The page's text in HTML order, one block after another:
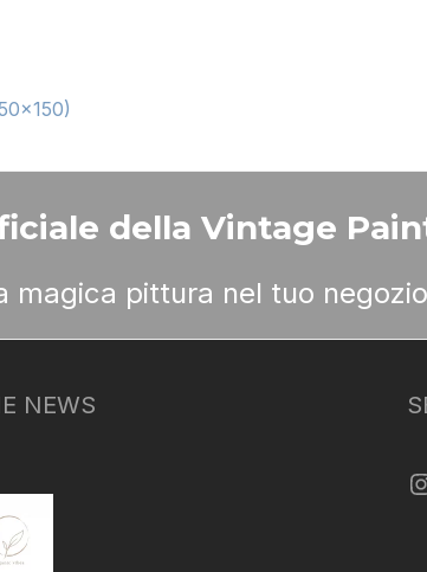
della Vintage
magica pittura nel tuo negozio
NEWS